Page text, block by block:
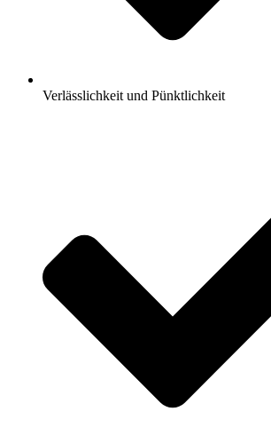
Verlässlichkeit und Pünktlichkeit